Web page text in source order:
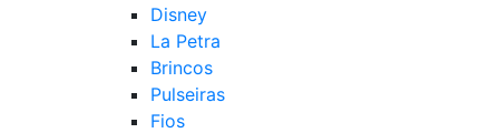
Disney
La Petra
Brincos
Pulseiras
Fios